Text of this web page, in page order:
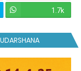
1.7k